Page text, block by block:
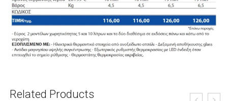
Related Products